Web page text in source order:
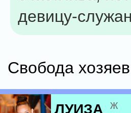
девицу-
Свобода
ЛУИЗА ж